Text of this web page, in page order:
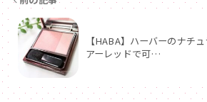
【HABA】ハーバーのナチ
アーレッドで可…